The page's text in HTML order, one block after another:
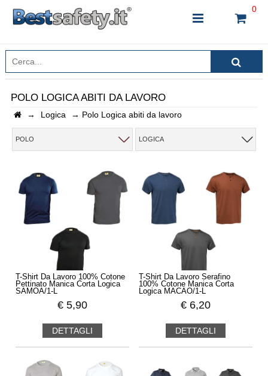
0
INSERISCI IL NOME DEL PRODOTTO CHE STAI
CERCANDO
CHIUDI RICERCA
POLO LOGICA ABITI DA LAVORO
→ Logica → Polo Logica abiti da lavoro
POLO LOGICA
T-Shirt Da Lavoro 100% Cotone
Pettinato Manica Corta Logica
SAMOA/1-L
€ 5,90
DETTAGLI
T-Shirt Da Lavoro Serafino
100% Cotone Manica Corta
Logica MACAO/1-L
€ 6,20
DETTAGLI